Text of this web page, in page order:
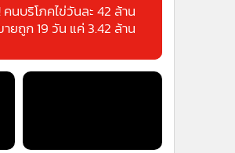
นบริโภคไข่วันละ 42 ล้าน
ยถูก 19 วัน แค่ 3.42 ล้าน